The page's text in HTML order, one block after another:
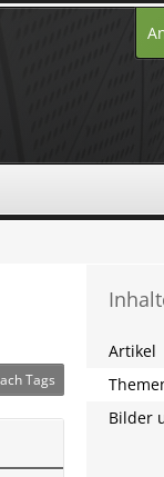
Tags
Artikel
Bilder